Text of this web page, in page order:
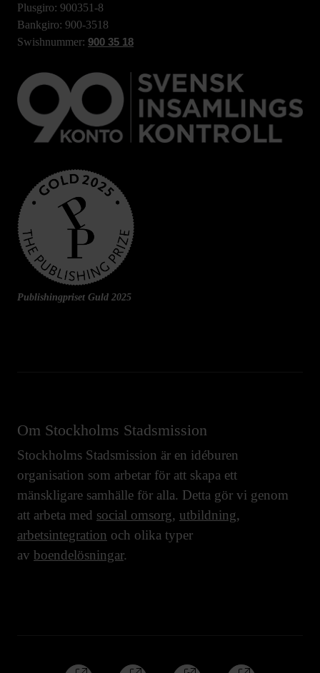
Plusgiro: 900351-8
Bankgiro: 900-3518
Swishnummer: 900 35 18
Publishingpriset Guld 2025
Om Stockholms Stadsmission
Stockholms Stadsmission är en idéburen
organisation som arbetar för att skapa ett
mänskligare samhälle för alla. Detta gör vi genom
att arbeta med social omsorg, utbildning,
arbetsintegration och olika typer
av boendelösningar.